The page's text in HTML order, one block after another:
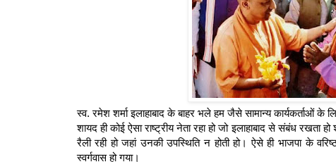
स्‍व. रमेश शर्मा इलाहाबाद के बाहर भले हम जैसे सामान्‍य कार्यकर्ताओं के
शायद ही कोई ऐसा राष्‍ट्रीय नेता रहा हो जो इलाहाबाद से संबंध रखता
रैली रही हो जहां उनकी उपस्थिति न होती हो। ऐसे ही भाजपा के
स्‍वर्गवास हो गया।